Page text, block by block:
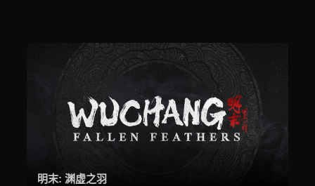
明末: 渊虚之羽